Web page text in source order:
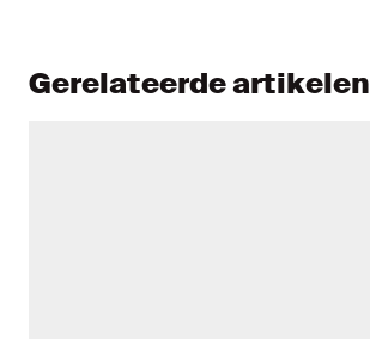
Gerelateerde artikelen